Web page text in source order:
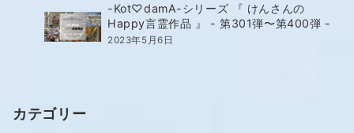
-Kot♡damA-シリーズ 『 けんさんの
Happy言霊作品 』 - 第301弾〜第400弾 -
2023年5月6日
カテゴリー